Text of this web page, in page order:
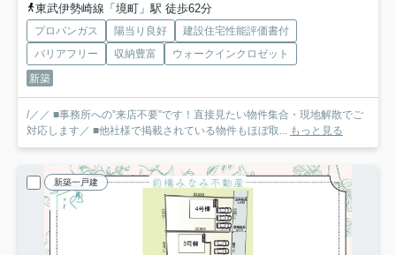
東武伊勢崎線「境町」駅 徒歩62分
プロパンガス 陽当り良好
建設住宅性能評価書付
バリアフリー
収納豊富
ウォークインクロゼット
新築
/／／ ■事務所への”来店不要”です！直接見たい物件集合・現地解散でご
対応します／ ■他社様で掲載されている物件もほぼ取...
もっと見る
新築一戸建